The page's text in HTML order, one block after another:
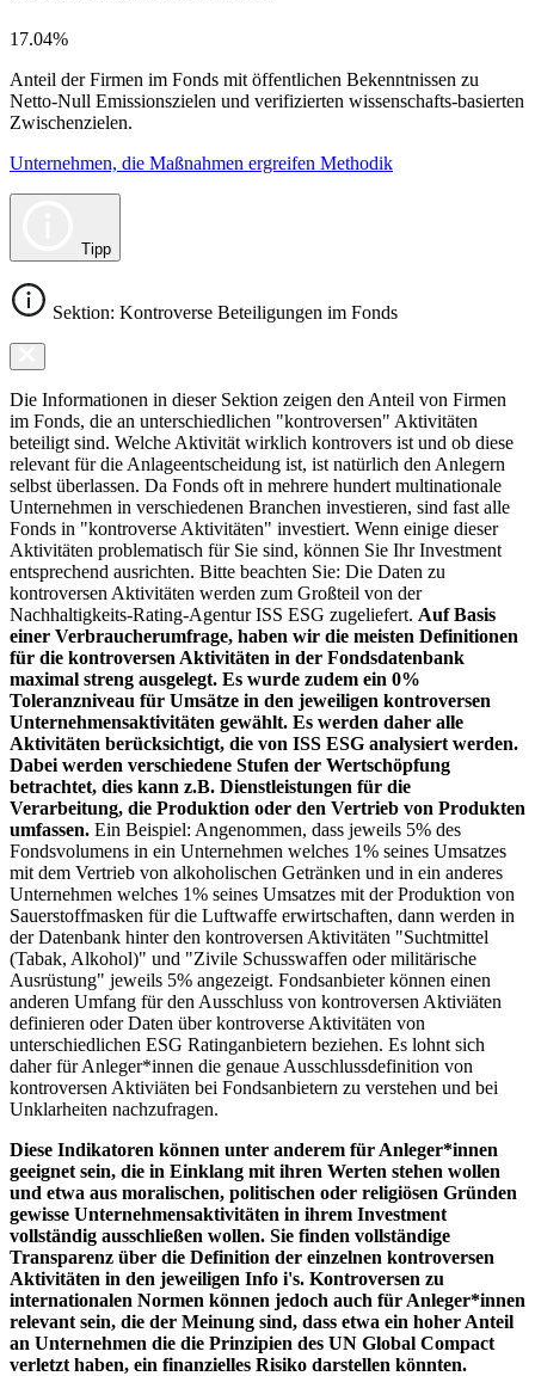
17.04%
Anteil der Firmen im Fonds mit öffentlichen Bekenntnissen zu
Netto-Null Emissionszielen und verifizierten wissenschafts-basierten
Zwischenzielen.
Unternehmen, die Maßnahmen ergreifen Methodik
Tipp
Sektion: Kontroverse Beteiligungen im Fonds
Die Informationen in dieser Sektion zeigen den Anteil von Firmen
im Fonds, die an unterschiedlichen "kontroversen" Aktivitäten
beteiligt sind. Welche Aktivität wirklich kontrovers ist und ob diese
relevant für die Anlageentscheidung ist, ist natürlich den Anlegern
selbst überlassen. Da Fonds oft in mehrere hundert multinationale
Unternehmen in verschiedenen Branchen investieren, sind fast alle
Fonds in "kontroverse Aktivitäten" investiert. Wenn einige dieser
Aktivitäten problematisch für Sie sind, können Sie Ihr Investment
entsprechend ausrichten. Bitte beachten Sie: Die Daten zu
kontroversen Aktivitäten werden zum Großteil von der
Nachhaltigkeits-Rating-Agentur ISS ESG zugeliefert. Auf Basis
einer Verbraucherumfrage, haben wir die meisten Definitionen
für die kontroversen Aktivitäten in der Fondsdatenbank
maximal streng ausgelegt. Es wurde zudem ein 0%
Toleranzniveau für Umsätze in den jeweiligen kontroversen
Unternehmensaktivitäten gewählt. Es werden daher alle
Aktivitäten berücksichtigt, die von ISS ESG analysiert werden.
Dabei werden verschiedene Stufen der Wertschöpfung
betrachtet, dies kann z.B. Dienstleistungen für die
Verarbeitung, die Produktion oder den Vertrieb von Produkten
umfassen. Ein Beispiel: Angenommen, dass jeweils 5% des
Fondsvolumens in ein Unternehmen welches 1% seines Umsatzes
mit dem Vertrieb von alkoholischen Getränken und in ein anderes
Unternehmen welches 1% seines Umsatzes mit der Produktion von
Sauerstoffmasken für die Luftwaffe erwirtschaften, dann werden in
der Datenbank hinter den kontroversen Aktivitäten "Suchtmittel
(Tabak, Alkohol)" und "Zivile Schusswaffen oder militärische
Ausrüstung" jeweils 5% angezeigt. Fondsanbieter können einen
anderen Umfang für den Ausschluss von kontroversen Aktiviäten
definieren oder Daten über kontroverse Aktivitäten von
unterschiedlichen ESG Ratinganbietern beziehen. Es lohnt sich
daher für Anleger*innen die genaue Ausschlussdefinition von
kontroversen Aktiviäten bei Fondsanbietern zu verstehen und bei
Unklarheiten nachzufragen.
Diese Indikatoren können unter anderem für Anleger*innen
geeignet sein, die in Einklang mit ihren Werten stehen wollen
und etwa aus moralischen, politischen oder religiösen Gründen
gewisse Unternehmensaktivitäten in ihrem Investment
vollständig ausschließen wollen. Sie finden vollständige
Transparenz über die Definition der einzelnen kontroversen
Aktivitäten in den jeweiligen Info i's. Kontroversen zu
internationalen Normen können jedoch auch für Anleger*innen
relevant sein, die der Meinung sind, dass etwa ein hoher Anteil
an Unternehmen die die Prinzipien des UN Global Compact
verletzt haben, ein finanzielles Risiko darstellen könnten.